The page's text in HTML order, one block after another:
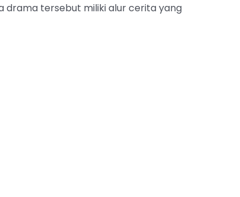
drama tersebut miliki alur cerita yang